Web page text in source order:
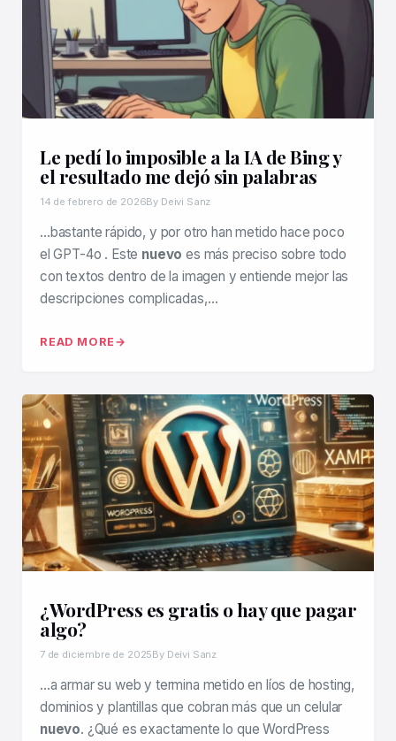
Le pedí lo imposible a la IA de Bing y
el resultado me dejó sin palabras
14 de febrero de 2026By Deivi Sanz
…bastante rápido, y por otro han metido hace poco
el GPT-4o . Este nuevo es más preciso sobre todo
con textos dentro de la imagen y entiende mejor las
descripciones complicadas,…
READ MORE
¿WordPress es gratis o hay que pagar
algo?
7 de diciembre de 2025By Deivi Sanz
…a armar su web y termina metido en líos de hosting,
dominios y plantillas que cobran más que un celular
nuevo. ¿Qué es exactamente lo que WordPress